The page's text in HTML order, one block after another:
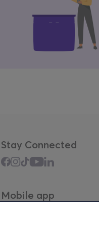
Stay Connected
Mobile app